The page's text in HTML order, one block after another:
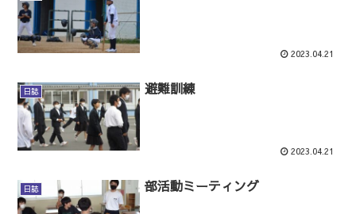
2023.04.21
日誌 避難訓練
2023.04.21
日誌 部活動ミーティング